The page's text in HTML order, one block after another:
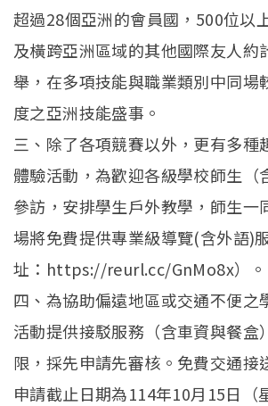
超過28個亞洲的會員國，500位以
及橫跨亞洲區域的其他國際友人約
舉，在多項技能與職業類別中同場
度之亞洲技能盛事。
三、除了各項競賽以外，更有多種
體驗活動，為歡迎各級學校師生（
參訪，安排學生戶外教學，師生一
場將免費提供專業級導覽(含外語)
址：https://reurl.cc/GnMo8x）。
四、為協助偏遠地區或交通不便之
活動提供接駁服務（含車資與餐盒
限，採先申請先審核。免費交通接
申請截止日期為114年10月15日（